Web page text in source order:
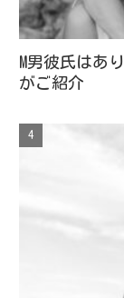
M男彼氏はあ
がご紹介